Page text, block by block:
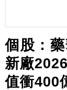
個股：
新廠
值衝400